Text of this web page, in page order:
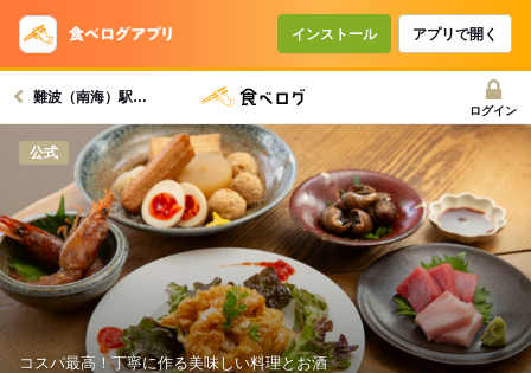
インストール アプリで開く
難波（南海）駅グルメへ
ログイン
公式
コスパ最高！丁寧に作る美味しい料理とお酒